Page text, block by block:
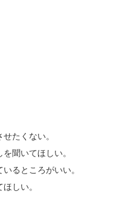
たくない。
聞いてほしい。
るところがいい。
しい。